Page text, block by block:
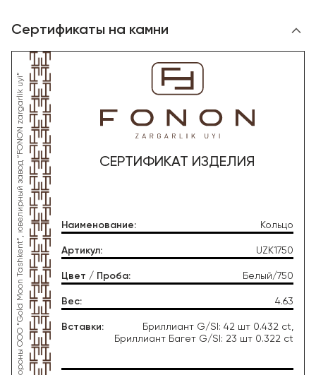
Сертификаты на камни
СЕРТИФИКАТ ИЗДЕЛИЯ
Наименование: Кольцо
Артикул: UZK1750
Цвет / Проба: Белый/750
Вес: 4.63
Вставки:
Бриллиант G/SI: 42 шт 0.432 ct,
Бриллиант Багет G/SI: 23 шт 0.322 ct